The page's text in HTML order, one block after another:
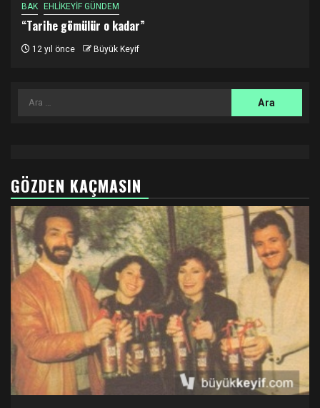
BAK EHLİKEYİF GÜNDEM
“Tarihe gömülür o kadar”
12 yıl önce Büyük Keyif
Arama:
GÖZDEN KAÇMASIN